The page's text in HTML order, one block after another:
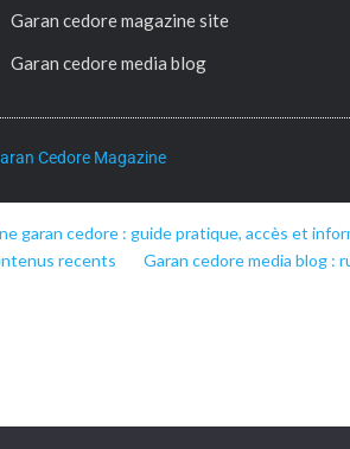
Garan cedore magazine site
Garan cedore media blog
Cedore Magazine
garan cedore : guide pratique, accès et
recents Garan cedore media blog :